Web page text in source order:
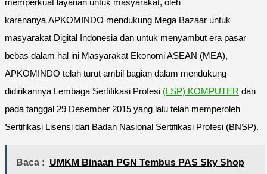
karenanya APKOMINDO mendukung Mega Bazaar untuk
masyarakat Digital Indonesia dan untuk menyambut era pasar
bebas dalam hal ini Masyarakat Ekonomi ASEAN (MEA),
APKOMINDO telah turut ambil bagian dalam mendukung
didirikannya Lembaga Sertifikasi Profesi (LSP) KOMPUTER dan
pada tanggal 29 Desember 2015 yang lalu telah memperoleh
Sertifikasi Lisensi dari Badan Nasional Sertifikasi Profesi (BNSP).
Baca : UMKM Binaan PGN Tembus PAS Sky Shop